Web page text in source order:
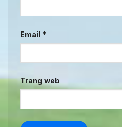
Email *
Trang web